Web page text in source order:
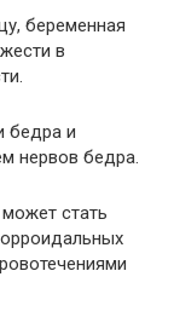
беременная
в
бедра и
нервов бедра.
стать